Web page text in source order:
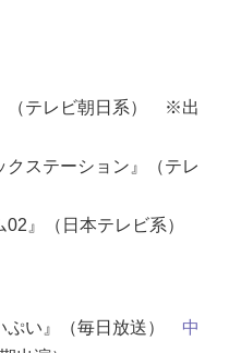
（テレビ朝日系） ※出
ステーション』（テレ
』（日本テレビ系）
ぷい』（毎日放送） 中